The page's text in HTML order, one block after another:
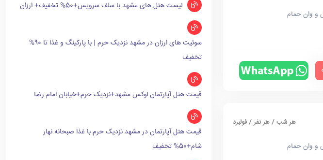
وان حمام
هر شب / هر نفر / فولبرد
وان حمام
لیست هتل های مشهد با سلف سرویس+50% تخفیف+ ارزان
سوئیت های ارزان در مشهد نزدیک حرم | با پارکینگ و غذا تا 90%
تخفیف
قیمت هتل آپارتمان لوکس مشهد+نزدیک حرم+خیابان امام رضا
قیمت هتل آپارتمان در مشهد نزدیک حرم با غذا صبحانه نهار
شام+50% تخفیف